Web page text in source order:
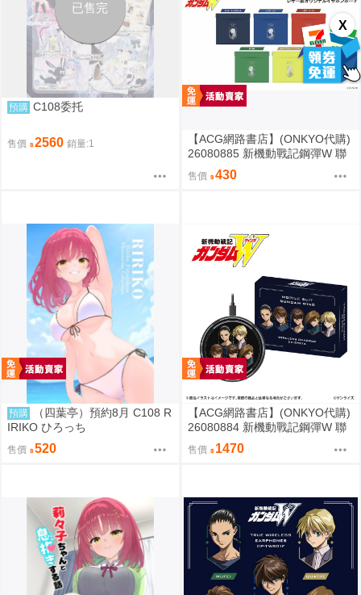
X
已售完
預購 C108委托
售價 2560 銷量:1
【ACG網路書店】(ONKYO代購)
26080885 新機動戰記鋼彈W 聯
名耳機 收納包
售價 430
預購
（四葉亭）預約8月 C108 R
IRIKO ひろっち
售價 520
【ACG網路書店】(ONKYO代購)
26080884 新機動戰記鋼彈W 聯
名耳機 專屬充電器
售價 1470